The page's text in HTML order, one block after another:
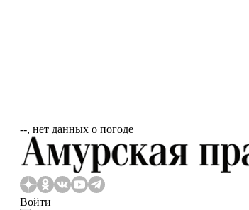
‐‐, нет данных о погоде
Войти